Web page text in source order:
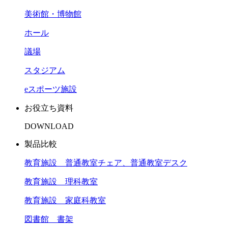
美術館・博物館
ホール
議場
スタジアム
eスポーツ施設
お役立ち資料
DOWNLOAD
製品比較
教育施設 普通教室チェア、普通教室デスク
教育施設 理科教室
教育施設 家庭科教室
図書館 書架